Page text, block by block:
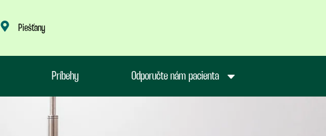
Piešťany
Príbehy Odporučte nám pacienta